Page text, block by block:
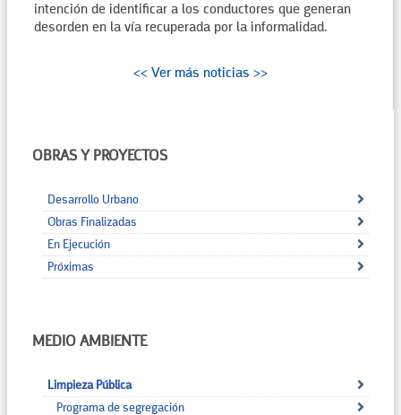
intención de identificar a los conductores que generan
desorden en la vía recuperada por la informalidad.
<< Ver más noticias >>
OBRAS Y PROYECTOS
Desarrollo Urbano
Obras Finalizadas
En Ejecución
Próximas
MEDIO AMBIENTE
Limpieza Pública
Programa de segregación